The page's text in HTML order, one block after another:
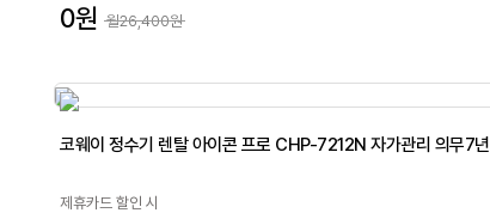
0원 월26,400원
코웨이 정수기 렌탈 아이콘 프로 CHP-7212N 자가관리 의무7년
제휴카드 할인 시